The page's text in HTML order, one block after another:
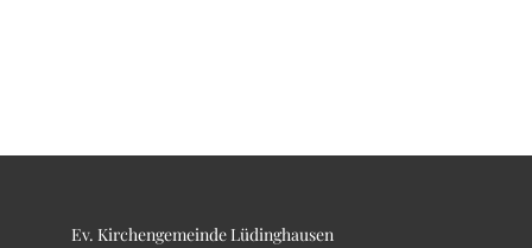
Ev. Kirchengemeinde Lüdinghausen